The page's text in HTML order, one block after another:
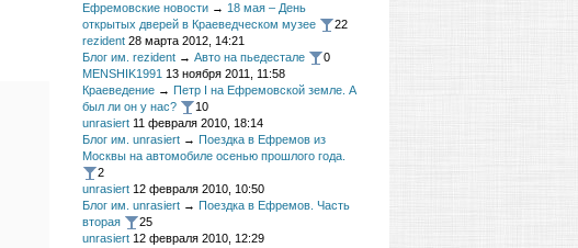
Ефремовские новости → 18 мая – День
открытых дверей в Краеведческом музее
22
rezident 28 марта 2012, 14:21
Блог им. rezident → Авто на пьедестале
0
MENSHIK1991 13 ноября 2011, 11:58
Краеведение → Петр I на Ефремовской земле. А
был ли он у нас?
10
unrasiert 11 февраля 2010, 18:14
Блог им. unrasiert → Поездка в Ефремов из
Москвы на автомобиле осенью прошлого года.
2
unrasiert 12 февраля 2010, 10:50
Блог им. unrasiert → Поездка в Ефремов. Часть
вторая
25
unrasiert 12 февраля 2010, 12:29